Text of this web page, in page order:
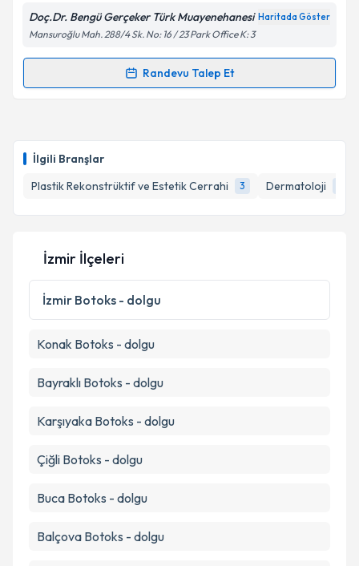
İlgili Branşlar
Plastik Rekonstrüktif ve Estetik Cerrahi
3 Dermatoloji
Kişisel verilerimin işlenmesine ilişkin Aydınlatma
Metni'ni okudum ve kişisel verilerimin belirtilen
kapsamda işlenmesini kabul ediyorum.
Doç.Dr. Bengü Gerçeker Türk Muayenehanesi Haritada Göster
Mansuroğlu Mah. 288/4 Sk. No: 16 / 23 Park Office K: 3
Randevu Talep Et
Randevu Takvimi Talebi
için bir takvim hazırlandığında e-posta ile
bilgilendireceğiz.
E-posta Adresiniz
Kişisel verilerimin işlenmesine ilişkin
Metni'ni okudum ve kişisel verilerimin belirtilen
Takvim Talebini Gönder
İzmir İlçeleri
İzmir Botoks - dolgu
Konak Botoks - dolgu
Bayraklı Botoks - dolgu
Karşıyaka Botoks - dolgu
Çiğli Botoks - dolgu
Buca Botoks - dolgu
Balçova Botoks - dolgu